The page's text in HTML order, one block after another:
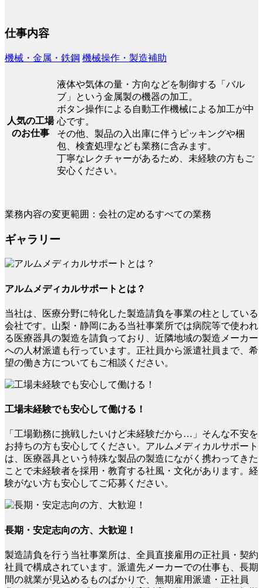
仕事内容
機械・金属・鉄鋼 機械操作・製造補助
人気の工場
のお仕事
液体や気体の量・方向などを制御する「バル
ブ」という金属製の機器の加工。
ボタン操作による自動工作機械による加工が中
心です。
その他、製品の入出庫に伴うピッキングや梱
包、検査処理なども業務に含みます。
丁寧なレクチャーがあるため、未経験の方もご
安心ください。
業務内容の変更範囲：会社の定めるすべての業務
ギャラリー
アルムメディカルサポートとは？
当社は、医療分野に特化した製造請負を事業の柱としている
会社です。山梨・静岡にある当社事業所では病院等で使われ
る医療器具の製造を請負っており、近隣地域の製造メーカー
への人材派遣も行っています。正社員から派遣社員まで、希
望の働き方についてもご相談ください。
工場未経験でも安心して働ける！
「工場勤務に挑戦したいけど未経験だから…」そんな不安を
お持ちの方も安心してください。アルムメディカルサポート
は、医療器具という特殊な製品の製造にながく携わってきた
ことで未経験者を採用・教育する社風・文化があります。経
験がない方も安心してご応募ください。
長期・安定志向の方、大歓迎！
製造請負を行う当社事業所は、全員直接雇用の正社員・契約
社員で構成されています。派遣先メーカーでの仕事も、長期
間の就業が見込めるものばかりで、無期雇用派遣・正社員